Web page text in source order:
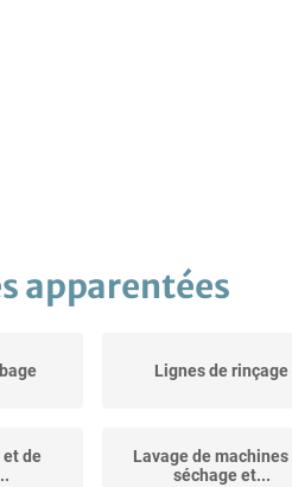
apparentées
Lignes de rinçage
et de
Lavage de machines
séchage et...